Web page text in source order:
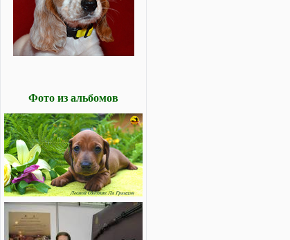
Фото из альбомов